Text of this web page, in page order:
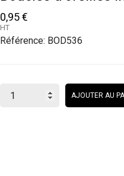
0,95 €
HT
Référence: BOD536
AJOUTER AU